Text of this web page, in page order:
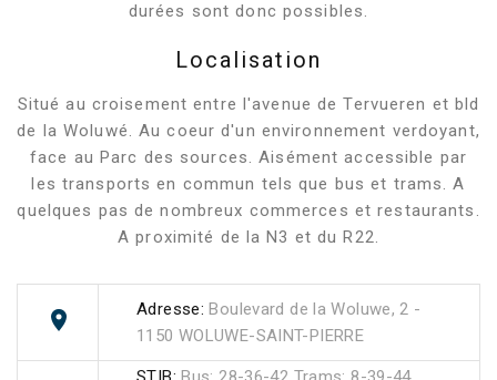
durées sont donc possibles.
Localisation
Situé au croisement entre l'avenue de Tervueren et bld
de la Woluwé. Au coeur d'un environnement verdoyant,
face au Parc des sources. Aisément accessible par
les transports en commun tels que bus et trams. A
quelques pas de nombreux commerces et restaurants.
A proximité de la N3 et du R22.
Adresse: Boulevard de la Woluwe, 2 -
1150 WOLUWE-SAINT-PIERRE